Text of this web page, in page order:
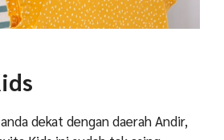
dekat dengan daerah Andir,